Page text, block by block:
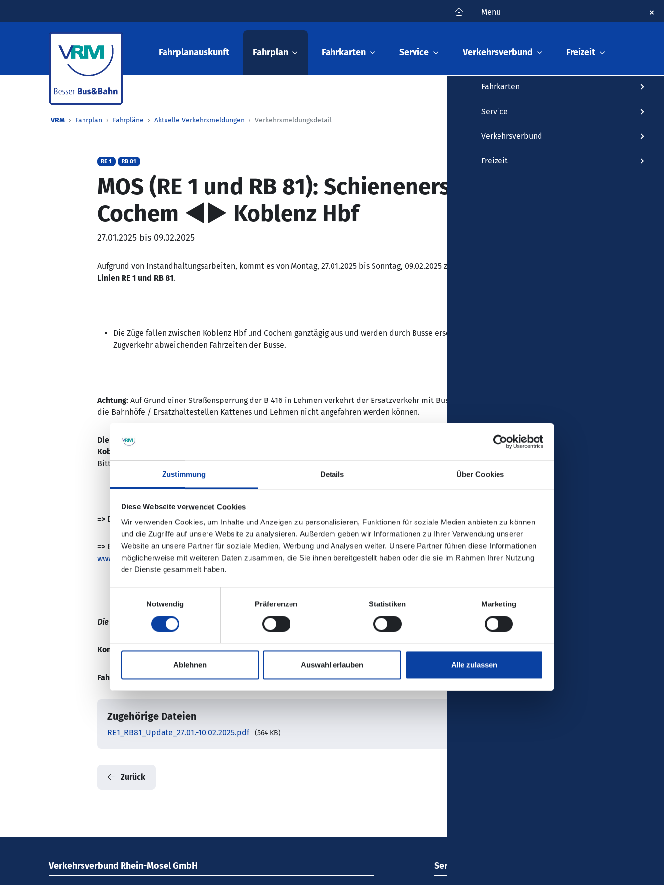
Zustimmung Details Über Cookies
Diese Webseite verwendet Cookies
Wir verwenden Cookies, um Inhalte und Anzeigen zu personalisieren, Funktionen für soziale Medien anbieten zu können
und die Zugriffe auf unsere Website zu analysieren. Außerdem geben wir Informationen zu Ihrer Verwendung unserer
Website an unsere Partner für soziale Medien, Werbung und Analysen weiter. Unsere Partner führen diese Informationen
möglicherweise mit weiteren Daten zusammen, die Sie ihnen bereitgestellt haben oder die sie im Rahmen Ihrer Nutzung
der Dienste gesammelt haben.
Notwendig
Präferenzen Statistiken Marketing
Ablehnen Auswahl erlauben Alle zulassen
Fahrplanauskunft Fahrplan Fahrkarten Service Verkehrsverbund Freizeit
VRM Fahrplan Fahrpläne Aktuelle Verkehrsmeldungen Verkehrsmeldungsdetail
RE 1 RB 81
MOS (RE 1 und RB 81): Schienenersatzverkehr
Cochem ◄► Koblenz Hbf
27.01.2025 bis 09.02.2025
Aufgrund von Instandhaltungsarbeiten, kommt es von Montag, 27.01.2025 bis Sonntag, 09.02.2025 zu Einschränkungen bei den
Linien RE 1 und RB 81.
Die Züge fallen zwischen Koblenz Hbf und Cochem ganztägig aus und werden durch Busse ersetzt. Bitte beachten Sie die vom
Zugverkehr abweichenden Fahrzeiten der Busse.
Achtung: Auf Grund einer Straßensperrung der B 416 in Lehmen verkehrt der Ersatzverkehr mit Bus teilweise über die B 49, so dass
die Bahnhöfe / Ersatzhaltestellen Kattenes und Lehmen nicht angefahren werden können.
Die Orte Kattenes und Lehmen werden durch einen Shuttleverkehr bedient. Richtung Lehmen
ab der Haltestelle
Koben-Godorf, Richtung Kattenes ab der Haltestelle Löf.
Die Fahrzeiten des Shuttlebus sind an den des Ersatzverkehrs angepasst
Bitte beachten Sie, dass Sie in Lehmen zur Nutzung des Shuttelbusses die Haltestelle Bahnhof/Kirche nutzen müssen
=>Die Mitnahme von Fahrrädern ist in den Bussen aus Platzgründen nicht möglich.
=>Bitte beachten Sie, dass die Haltestellen des Ersatzverkehrs nicht immer direkt an den jeweiligen Bahnhöfen liegen -
www.bahnhof.de.
Die Änderungen sind in der elektronischen Verbindungsauskunft enthalten!
Kontaktdaten:Ihre Ansprechpartner bei der Deutschen Bahn Region Mitte
Fahrplaninformation:
Zugehörige Dateien
RE1_RB81_Update_27.01.-10.02.2025.pdf (564 KB)
Zurück
Verkehrsverbund Rhein-Mosel GmbH Service
Menu
Fahrkarten
Service
Verkehrsverbund
Freizeit